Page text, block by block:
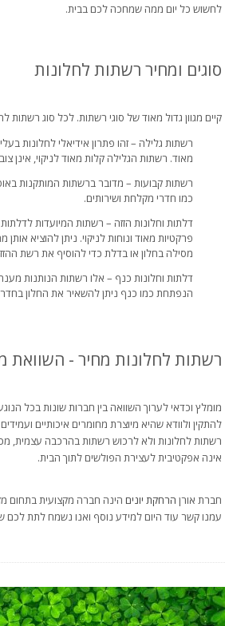
לחשוש כל יום ממה שמחכה לכם בבית.
סוגים ומחיר רשתות לחלונות
קיים מגוון גדול מאוד של סוגי רשתות. לכל סוג רשתות
רשתות גלילה – זהו פתרון אידיאלי לחלונות
מאוד. רשתות הגלילה קלות מאוד לניקוי, אינן
רשתות קבועות – מדובר ברשתות המותקנות
כמו חדרי מקלחת ושירותים.
דלתות וחלונות הזזה – רשתות המיועדות
פרקטיות מאוד ונוחות לניקוי. ניתן להוציא
מסילה בחלון או בדלת כדי להוסיף את רשת
דלתות וחלונות כנף – אלו רשתות הנותנות
הנפתחת כמו כנף ניתן להשאיר את החלון
רשתות לחלונות מחיר - השוואת
מומלץ וכדאי לערוך השוואה בין חברות שונות בכל
להתקין ולוודא שהיא מיוצרת מחומרים איכותיים
רשתות לחלונות ולא לרכוש רשתות בהרכבה עצמית,
אינה אפקטיבית לעצירת הפולשים לתוך הבית.
חברת אורן הרחקת יונים הינה חברה מקצועית בתחום
עמנו קשר עוד היום למידע נוסף ואנו נשמח לתת לכם